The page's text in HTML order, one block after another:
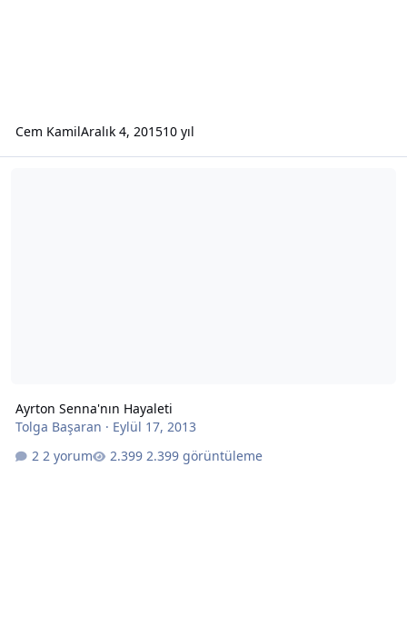
Cem KamilAralık 4, 201510 yıl
Ayrton Senna'nın Hayaleti
Tolga Başaran · Eylül 17, 2013
2 yorum
2.399 görüntüleme